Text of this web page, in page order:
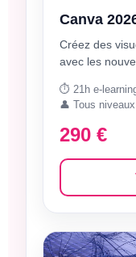
Canva
Créez des
avec les
⏱️ 21h e-
👤 Tous niveaux
290 €